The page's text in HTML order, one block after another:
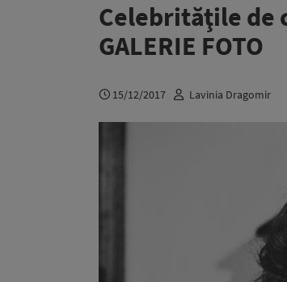
Celebrităţile de
GALERIE FOTO
15/12/2017 Lavinia Dragomir